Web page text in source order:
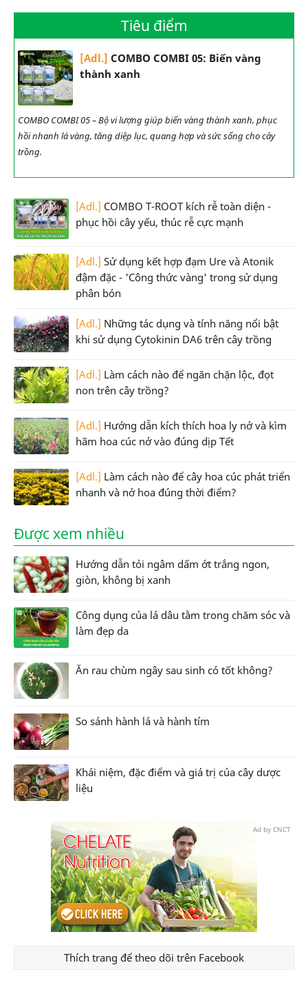
Tiêu điểm
[Adl.] COMBO COMBI 05: Biến vàng
thành xanh
COMBO COMBI 05 – Bộ vi lượng giúp biến vàng thành xanh, phục
hồi nhanh lá vàng, tăng diệp lục, quang hợp và sức sống cho cây
trồng.
[Adl.] COMBO T-ROOT kích rễ toàn diện -
phục hồi cây yếu, thúc rễ cực mạnh
[Adl.] Sử dụng kết hợp đạm Ure và Atonik
đậm đặc - 'Công thức vàng' trong sử dụng
phân bón
[Adl.] Những tác dụng và tính năng nổi bật
khi sử dụng Cytokinin DA6 trên cây trồng
[Adl.] Làm cách nào để ngăn chặn lộc, đọt
non trên cây trồng?
[Adl.] Hướng dẫn kích thích hoa ly nở và kìm
hãm hoa cúc nở vào đúng dịp Tết
[Adl.] Làm cách nào để cây hoa cúc phát triển
nhanh và nở hoa đúng thời điểm?
Được xem nhiều
Hướng dẫn tỏi ngâm dấm ớt trắng ngon,
giòn, không bị xanh
Công dụng của lá dâu tằm trong chăm sóc và
làm đẹp da
Ăn rau chùm ngây sau sinh có tốt không?
So sánh hành lá và hành tím
Khái niệm, đặc điểm và giá trị của cây dược
liệu
Ad by CNCT
Thích trang để theo dõi trên Facebook